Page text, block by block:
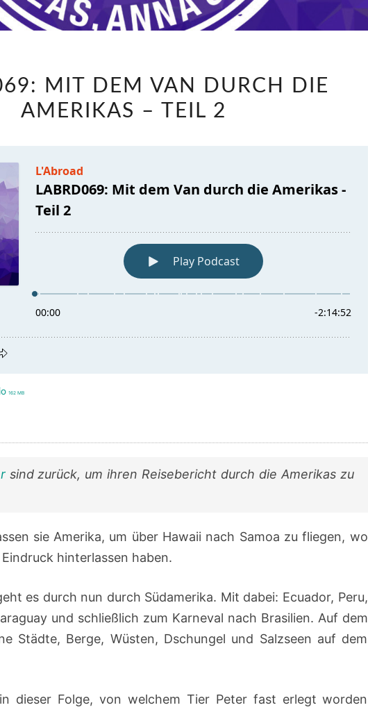
MIT
DEM
AMERIKAS
TEIL
2
MIT DEM VAN DURCH DIE
AMERIKAS – TEIL 2
162 MB
sind zurück, um ihren Reisebericht durch die Amerikas zu
sie Amerika, um über Hawaii nach Samoa zu fliegen, wo
hinterlassen haben.
es durch nun durch Südamerika. Mit dabei: Ecuador, Peru,
und schließlich zum Karneval nach Brasilien. Auf dem
Städte, Berge, Wüsten, Dschungel und Salzseen auf dem
dieser Folge, von welchem Tier Peter fast erlegt worden